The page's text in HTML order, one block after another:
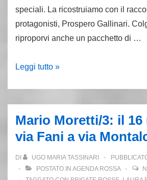
speciali. La ricostruiamo con il
protagonisti, Prospero Gallinari.
riproporvi anche un pacchetto di …
Prospero
grande
evasione
Treviso
Leggi tutto »
Mario Moretti/3: il 16
via Fani a via
DI UGO MARIA TASSINARI
POSTATO IN AGENDA ROSSA